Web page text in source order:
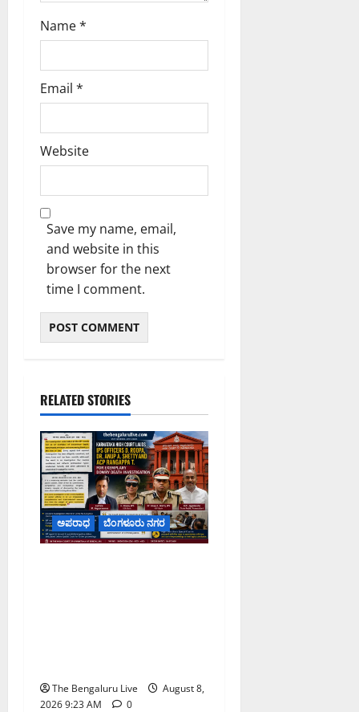
Name*
Email *
Website
Save my name, email,
and website in this
browser for the next
time I comment.
RELATED STORIES
ಅಪರಾಧ ಬೆಂಗಳೂರು ನಗರ
The Bengaluru Live
August 8,
2026 9:23 AM
0